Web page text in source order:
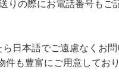
りの際にお電話番号もご
日本語でご遠慮なくお問
も豊富にご用意してお